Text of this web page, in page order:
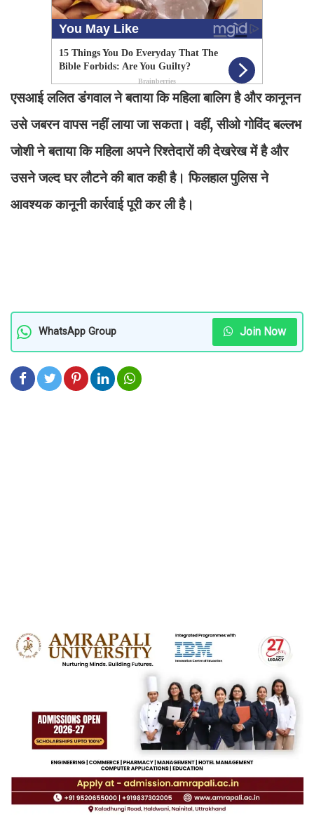
एसआई ललित डंगवाल ने बताया कि महिला बालिग है और कानूनन
उसे जबरन वापस नहीं लाया जा सकता। वहीं, सीओ गोविंद बल्लभ
जोशी ने बताया कि महिला अपने रिश्तेदारों की देखरेख में है और
उसने जल्द घर लौटने की बात कही है। फिलहाल पुलिस ने
आवश्यक कानूनी कार्रवाई पूरी कर ली है।
WhatsApp Group Join Now